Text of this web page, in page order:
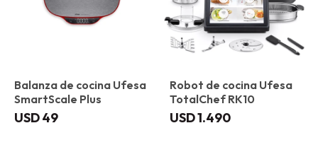
Balanza de cocina Ufesa
SmartScale Plus
USD49
Robot de cocina Ufesa
TotalChef RK10
USD1.490